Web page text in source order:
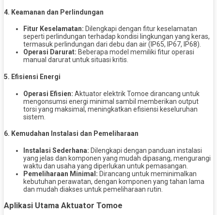
4. Keamanan dan Perlindungan
Fitur Keselamatan: Dilengkapi dengan fitur keselamatan
seperti perlindungan terhadap kondisi lingkungan yang keras,
termasuk perlindungan dari debu dan air (IP65, IP67, IP68).
Operasi Darurat: Beberapa model memiliki fitur operasi
manual darurat untuk situasi kritis.
5. Efisiensi Energi
Operasi Efisien: Aktuator elektrik Tomoe dirancang untuk
mengonsumsi energi minimal sambil memberikan output
torsi yang maksimal, meningkatkan efisiensi keseluruhan
sistem.
6. Kemudahan Instalasi dan Pemeliharaan
Instalasi Sederhana: Dilengkapi dengan panduan instalasi
yang jelas dan komponen yang mudah dipasang, mengurangi
waktu dan usaha yang diperlukan untuk pemasangan.
Pemeliharaan Minimal: Dirancang untuk meminimalkan
kebutuhan perawatan, dengan komponen yang tahan lama
dan mudah diakses untuk pemeliharaan rutin.
Aplikasi Utama Aktuator Tomoe